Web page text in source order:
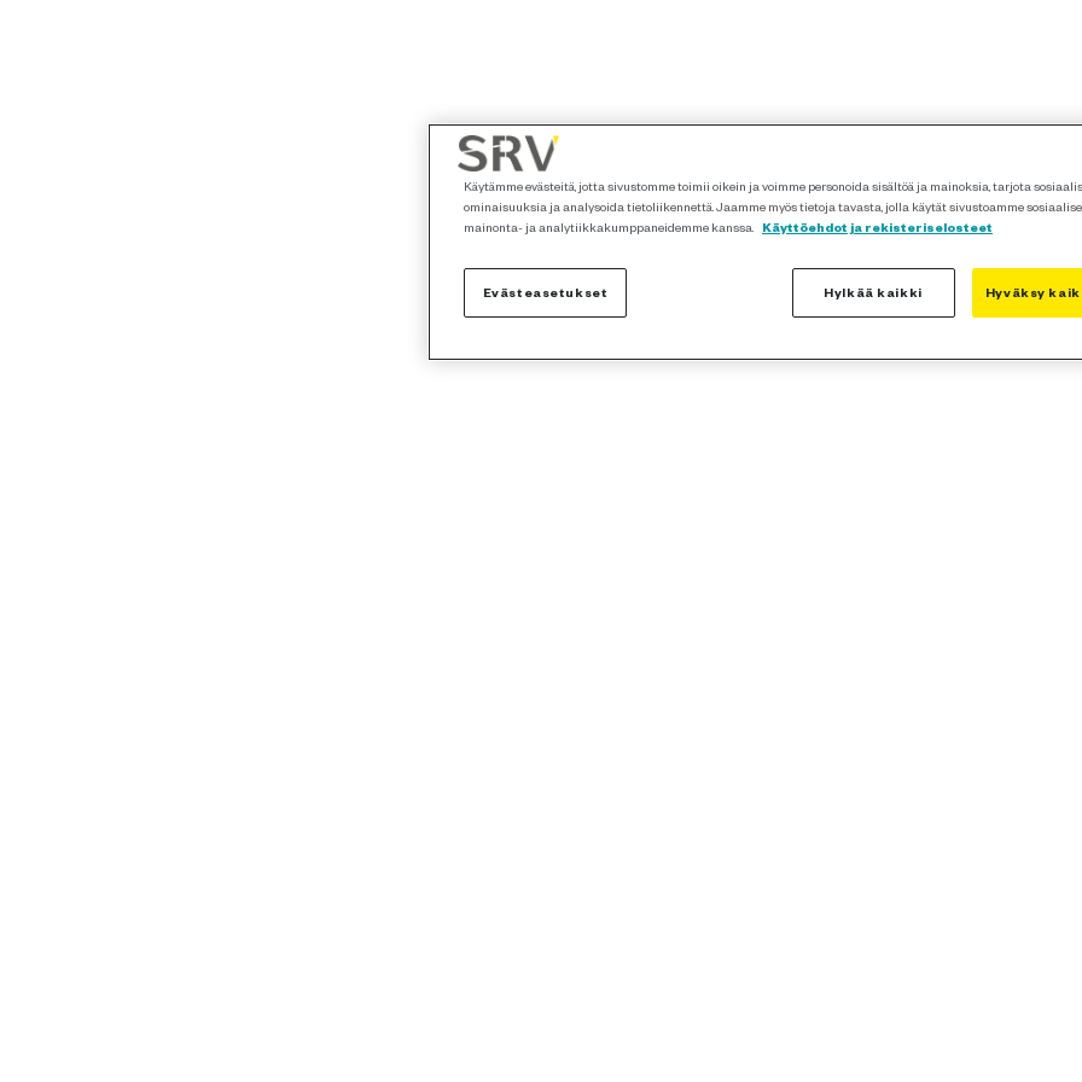
Käytämme evästeitä, jotta sivustomme toimii oikein ja voimme personoida sisältöä ja mainoksia, tarjota
ominaisuuksia ja analysoida tietoliikennettä. Jaamme myös tietoja tavasta, jolla käytät sivustoamme
mainonta- ja analytiikkakumppaneidemme kanssa.
Käyttöehdot ja rekisteriselosteet
Evästeasetukset Hylkää kaikki Hyväksy